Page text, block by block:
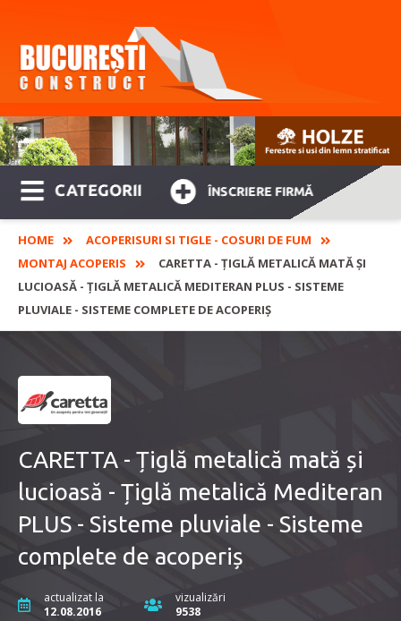
CATEGORII ÎNSCRIERE FIRMĂ
HOME
ACOPERISURI SI TIGLE - COSURI DE FUM
MONTAJ ACOPERIS
CARETTA - ȚIGLĂ METALICĂ MATĂ ȘI
LUCIOASĂ - ȚIGLĂ METALICĂ MEDITERAN PLUS - SISTEME
PLUVIALE - SISTEME COMPLETE DE ACOPERIȘ
CARETTA - Țiglă metalică mată și
lucioasă - Țiglă metalică Mediteran
PLUS - Sisteme pluviale - Sisteme
complete de acoperiș
actualizat la
12.08.2016
vizualizări
9538